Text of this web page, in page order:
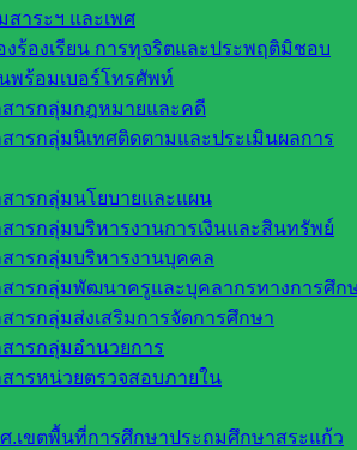
าระฯ และเพศ
งร้องเรียน การทุจริตและประพฤติมิชอบ
พร้อมเบอร์โทรศัพท์
สารกลุ่มกฎหมายและคดี
ารกลุ่มนิเทศติดตามและประเมินผลการ
ารกลุ่มนโยบายและแผน
ารกลุ่มบริหารงานการเงินและสินทรัพย์
ารกลุ่มบริหารงานบุคคล
สารกลุ่มพัฒนาครูและบุคลากรทางการศึก
ารกลุ่มส่งเสริมการจัดการศึกษา
ารกลุ่มอำนวยการ
ารหน่วยตรวจสอบภายใน
.เขตพื้นที่การศึกษาประถมศึกษาสระแก้ว